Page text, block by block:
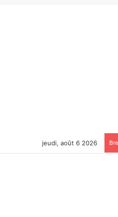
jeudi, août 6 2026